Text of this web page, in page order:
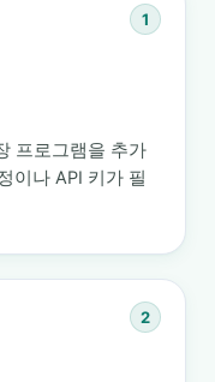
1
프로그램을 추가
이나 API 키가 필
2